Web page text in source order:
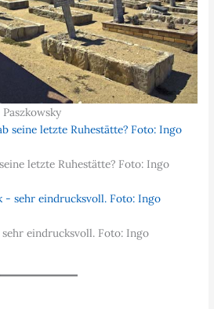
letzte Ruhestätte? Foto: Ingo
eindrucksvoll. Foto: Ingo